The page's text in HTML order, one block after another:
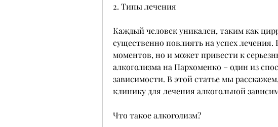
2. Типы лечения
Каждый человек уникален, таким как
существенно повлиять на успех
моментов, но и может привести к
алкоголизма на Пархоменко – один из
зависимости. В этой статье мы
клинику для лечения алкогольной
Что такое алкоголизм?